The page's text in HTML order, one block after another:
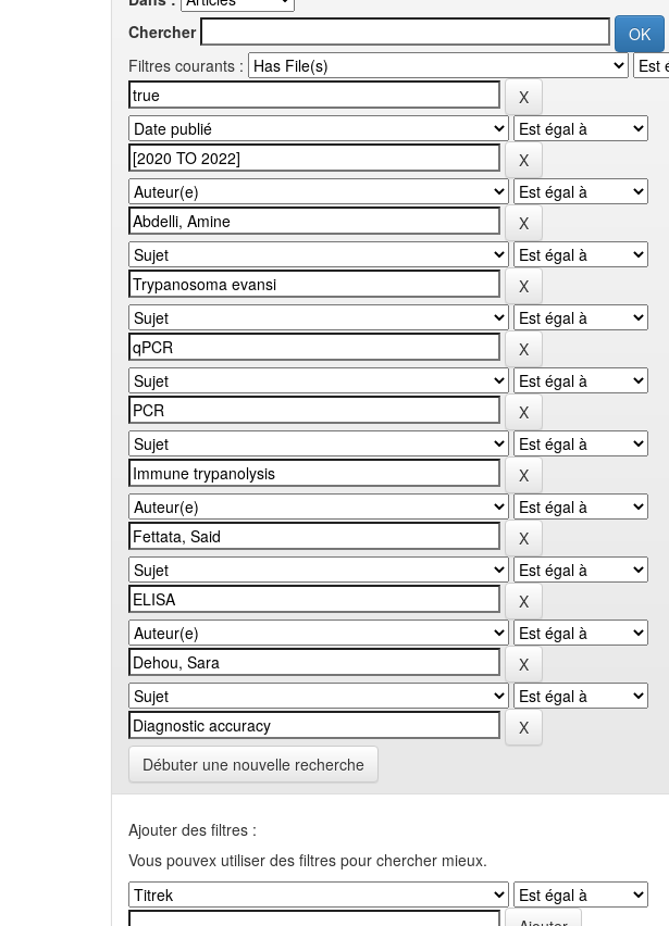
Chercher
Filtres courants :
Débuter une nouvelle recherche
Ajouter des filtres :
Vous pouvex utiliser des filtres pour chercher mieux.